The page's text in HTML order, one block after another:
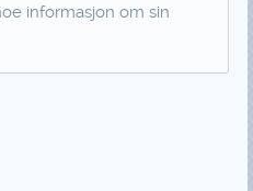
informasjon om sin